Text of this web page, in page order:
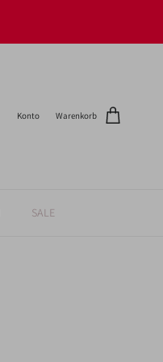
Konto Warenkorb
SALE